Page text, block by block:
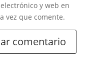
y web en
vez que comente.